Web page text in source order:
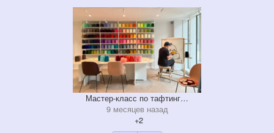
Мастер-класс по тафтинг…
9 месяцев назад
+2